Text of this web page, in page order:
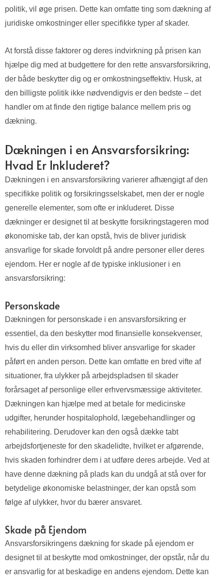
politik, vil øge prisen. Dette kan omfatte ting som dækning af
juridiske omkostninger eller specifikke typer af skader.
At forstå disse faktorer og deres indvirkning på prisen kan
hjælpe dig med at budgettere for den rette ansvarsforsikring,
der både beskytter dig og er omkostningseffektiv. Husk, at
den billigste politik ikke nødvendigvis er den bedste – det
handler om at finde den rigtige balance mellem pris og
dækning.
Dækningen i en Ansvarsforsikring:
Hvad Er Inkluderet?
Dækningen i en ansvarsforsikring varierer afhængigt af den
specifikke politik og forsikringsselskabet, men der er nogle
generelle elementer, som ofte er inkluderet. Disse
dækninger er designet til at beskytte forsikringstageren mod
økonomiske tab, der kan opstå, hvis de bliver juridisk
ansvarlige for skade forvoldt på andre personer eller deres
ejendom. Her er nogle af de typiske inklusioner i en
ansvarsforsikring:
Personskade
Dækningen for personskade i en ansvarsforsikring er
essentiel, da den beskytter mod finansielle konsekvenser,
hvis du eller din virksomhed bliver ansvarlige for skader
påført en anden person. Dette kan omfatte en bred vifte af
situationer, fra ulykker på arbejdspladsen til skader
forårsaget af personlige eller erhvervsmæssige aktiviteter.
Dækningen kan hjælpe med at betale for medicinske
udgifter, herunder hospitalophold, lægebehandlinger og
rehabilitering. Derudover kan den også dække tabt
arbejdsfortjeneste for den skadelidte, hvilket er afgørende,
hvis skaden forhindrer dem i at udføre deres arbejde. Ved at
have denne dækning på plads kan du undgå at stå over for
betydelige økonomiske belastninger, der kan opstå som
følge af ulykker, hvor du bærer ansvaret.
Skade på Ejendom
Ansvarsforsikringens dækning for skade på ejendom er
designet til at beskytte mod omkostninger, der opstår, når du
er ansvarlig for at beskadige en andens ejendom. Dette kan